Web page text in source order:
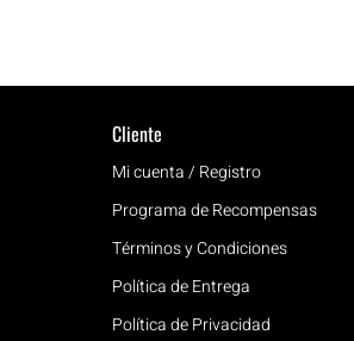
Cliente
Mi cuenta / Registro
Programa de Recompensas
Términos y Condiciones
Política de Entrega
Política de Privacidad